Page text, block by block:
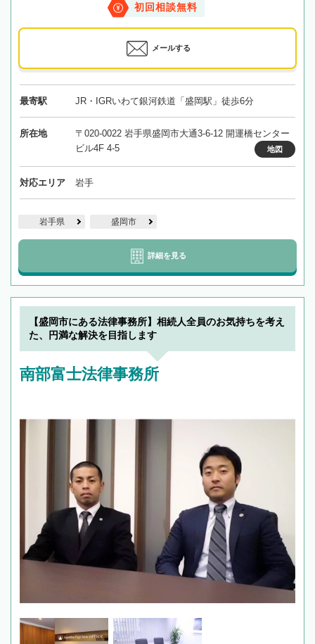
初回相談無料
メールする
最寄駅 JR・IGRいわて銀河鉄道「盛岡駅」徒歩6分
所在地
〒020-0022 岩手県盛岡市大通3-6-12 開運橋センター
ビル4F 4-5
地図
対応エリア 岩手
岩手県 盛岡市
詳細を見る
【盛岡市にある法律事務所】相続人全員のお気持ちを考え
た、円満な解決を目指します
南部富士法律事務所